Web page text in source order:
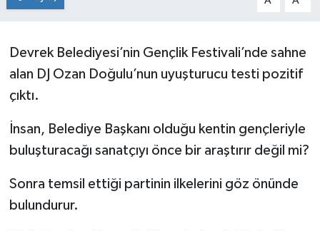
Devrek Belediyesi’nin Gençlik Festivali’nde sahne
alan DJ Ozan Doğulu’nun uyuşturucu testi pozitif
çıktı.
İnsan, Belediye Başkanı olduğu kentin gençleriyle
buluşturacağı sanatçıyı önce bir araştırır değil mi?
Sonra temsil ettiği partinin ilkelerini göz önünde
bulundurur.
YAŞAM